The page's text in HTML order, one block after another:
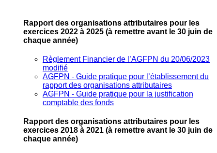
Rapport des organisations attributaires pour les
exercices 2022 à 2025 (à remettre avant le 30 juin de
chaque année)
Règlement Financier de l’AGFPN du 20/06/2023
modifié
AGFPN ‐ Guide pratique pour l’établissement du
rapport des organisations attributaires
AGFPN ‐ Guide pratique pour la justification
comptable des fonds
Rapport des organisations attributaires pour les
exercices 2018 à 2021 (à remettre avant le 30 juin de
chaque année)